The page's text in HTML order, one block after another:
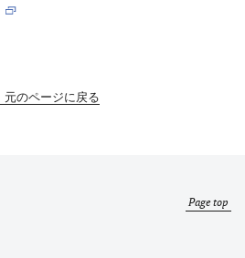
元のページに戻る
Page top